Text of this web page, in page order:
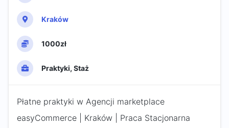
Kraków
1000zł
Praktyki, Staż
Płatne praktyki w Agencji marketplace
easyCommerce | Kraków | Praca Stacjonarna